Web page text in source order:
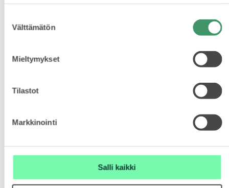
valinta
Välttämätön
Mieltymykset
Tilastot
Markkinointi
Salli kaikki
houkuttelevasti. Nyt jos koskaan kannattaa tehdä fiksu
valinta.